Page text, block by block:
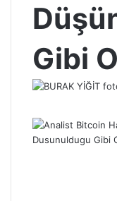
Gibi